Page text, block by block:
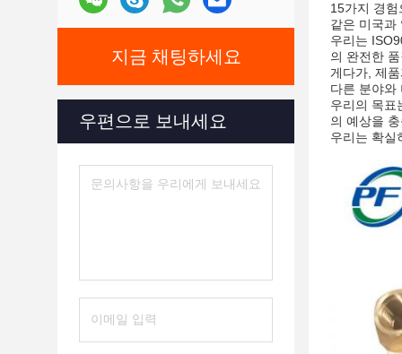
지금 채팅하세요
우편으로 보내세요
15가지 경
같은 미국과
우리는
의 완전한
게다가, 제
다른 분야와
우리의 목표
의 예상을
우리는 확실